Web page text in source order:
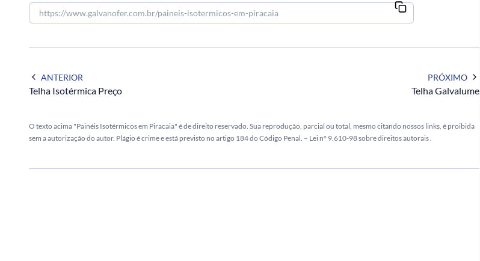
ANTERIOR
Telha Isotérmica Preço
PRÓXIMO
Telha Galvalume
O texto acima "Painéis Isotérmicos em Piracaia" é de direito reservado. Sua reprodução, parcial ou total, mesmo citando nossos links, é proibida
sem a autorização do autor. Plágio é crime e está previsto no artigo 184 do Código Penal. – Lei n° 9.610-98 sobre direitos autorais